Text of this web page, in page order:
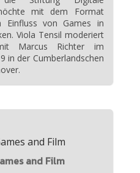
mit dem Format
Einfluss von Games in
Viola Tensil moderiert
Marcus Richter im
in der Cumberlandschen
and Film